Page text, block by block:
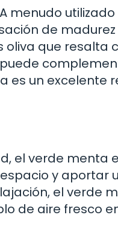
menudo
de
que resalta
es un excelente
el verde menta
y aportar
el verde
de aire fresco